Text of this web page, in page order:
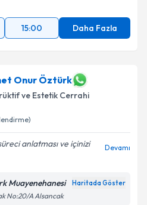
15:00 Daha Fazla
Onur Öztürk
ve Estetik Cerrahi
anlatması ve içinizi
Devamı
Muayenehanesi Haritada Göster
No:20/A Alsancak